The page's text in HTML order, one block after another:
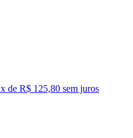
x de R$ 125,80 sem juros